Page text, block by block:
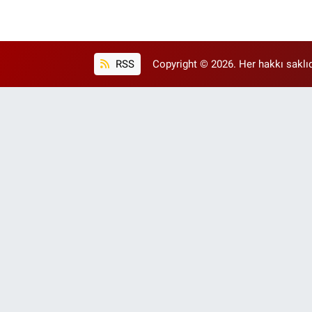
RSS Copyright © 2026. Her hakkı